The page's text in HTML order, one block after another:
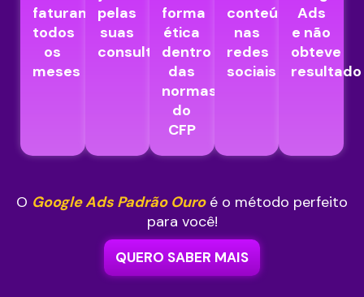
faturamento
todos
os
meses
pelas
suas
consultas
forma
ética
dentro
das
normas
do
CFP
conteúdo
nas
redes
sociais
Ads
e não
obteve
resultado
O Google Ads Padrão Ouroé o método perfeito
para você!
QUERO SABER MAIS